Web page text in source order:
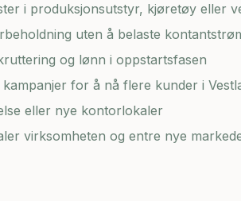
i produksjonsutstyr, kjøretøy eller
uten å belaste
og lønn i oppstartsfasen
kampanjer for å nå flere kunder i
eller nye kontorlokaler
virksomheten og entre nye